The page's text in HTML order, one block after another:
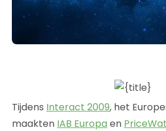
Tijdens Interact 2009, het
maakten IAB Europa en